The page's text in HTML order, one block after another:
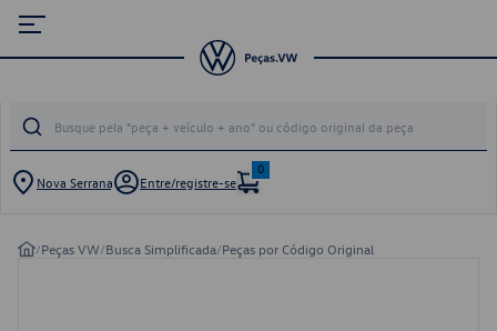
Nova Serrana Entre/registre-se
0
/Peças VW/Busca Simplificada/Peças por Código Original